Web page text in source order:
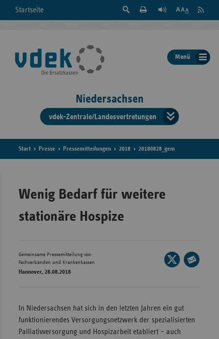
Startseite
Suche
der
Seite
Feed
Menü
Niedersachsen
vdek-Zentrale/Landesvertretungen
der
Start Presse Pressemitteilungen 2018 20180828_gem
Wenig Bedarf für weitere
stationäre Hospize
Gemeinsame Pressemitteilung von
Fachverbänden und Krankenkassen
Hannover, 28.08.2018
Seite
auf
teilen
In Niedersachsen hat sich in den letzten Jahren ein gut
funktionierendes Versorgungsnetzwerk der spezialisierten
Palliativversorgung und Hospizarbeit etabliert – auch